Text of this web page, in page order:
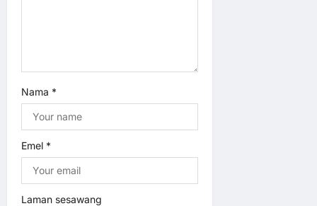
Nama *
Emel *
Laman sesawang